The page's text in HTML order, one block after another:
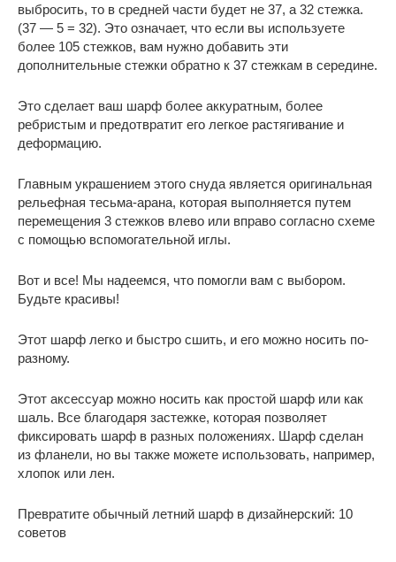
выбросить, то в средней части будет не 37, а 32 стежка.
(37 — 5 = 32). Это означает, что если вы используете
более 105 стежков, вам нужно добавить эти
дополнительные стежки обратно к 37 стежкам в середине.
Это сделает ваш шарф более аккуратным, более
ребристым и предотвратит его легкое растягивание и
деформацию.
Главным украшением этого снуда является оригинальная
рельефная тесьма-арана, которая выполняется путем
перемещения 3 стежков влево или вправо согласно схеме
с помощью вспомогательной иглы.
Вот и все! Мы надеемся, что помогли вам с выбором.
Будьте красивы!
Этот шарф легко и быстро сшить, и его можно носить по-
разному.
Этот аксессуар можно носить как простой шарф или как
шаль. Все благодаря застежке, которая позволяет
фиксировать шарф в разных положениях. Шарф сделан
из фланели, но вы также можете использовать, например,
хлопок или лен.
Превратите обычный летний шарф в дизайнерский: 10
советов